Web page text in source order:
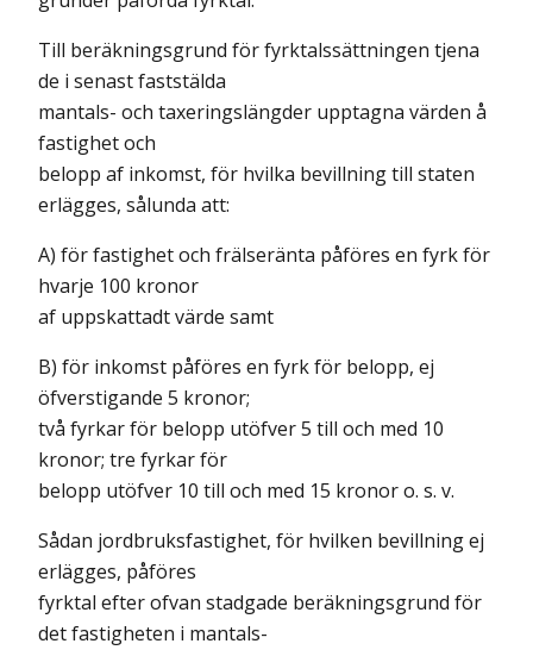
Till beräkningsgrund för fyrktalssättningen tjena
de i senast faststälda
mantals- och taxeringslängder upptagna värden å
fastighet och
belopp af inkomst, för hvilka bevillning till staten
erlägges, sålunda att:
A) för fastighet och frälseränta påföres en fyrk för
hvarje 100 kronor
af uppskattadt värde samt
B) för inkomst påföres en fyrk för belopp, ej
öfverstigande 5 kronor;
två fyrkar för belopp utöfver 5 till och med 10
kronor; tre fyrkar för
belopp utöfver 10 till och med 15 kronor o. s. v.
Sådan jordbruksfastighet, för hvilken bevillning ej
erlägges, påföres
fyrktal efter ofvan stadgade beräkningsgrund för
det fastigheten i mantals-